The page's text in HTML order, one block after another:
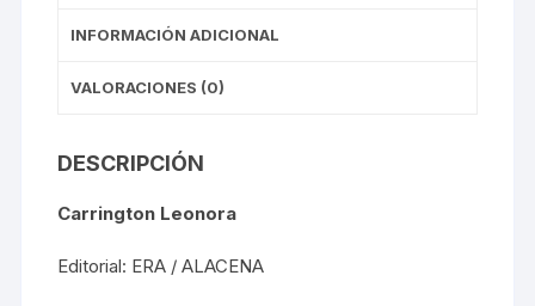
INFORMACIÓN ADICIONAL
VALORACIONES (0)
DESCRIPCIÓN
Carrington Leonora
Editorial: ERA / ALACENA